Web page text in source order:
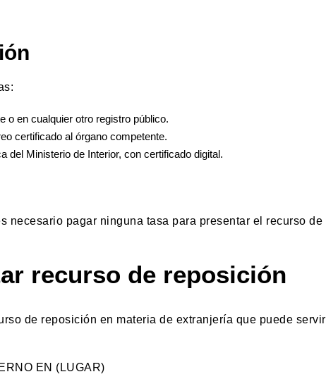
o en cualquier otro registro público.
certificado al órgano competente.
del Ministerio de Interior, con certificado digital.
necesario pagar ninguna tasa para presentar el recurso de
recurso de reposición
de reposición en materia de extranjería que puede servir
EN (LUGAR)